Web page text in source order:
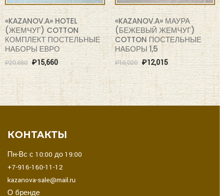
«KAZANOV.A» HOTEL
(ЖЕМЧУГ) COTTON
КОМПЛЕКТ ПОСТЕЛЬНЫЕ
НАБОРЫ ЕВРО
₽20,880 ₽ 15,660
«KAZANOV.A» МАУРА
(БЕЖЕВЫЙ ЖЕМЧУГ)
COTTON ПОСТЕЛЬНЫЕ
НАБОРЫ 1,5
₽16,020 ₽ 12,015
Пн-Вс с 10:00 до 19:00
+7-916-160-11-12
kazanova-sale@mail.ru
О бренде
Договор-оферта